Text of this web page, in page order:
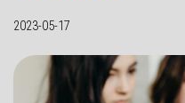
2023-05-17